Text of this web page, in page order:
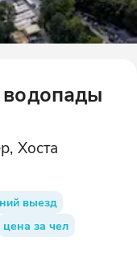
Хоста
выезд
цена за чел